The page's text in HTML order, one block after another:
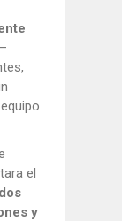
el
y